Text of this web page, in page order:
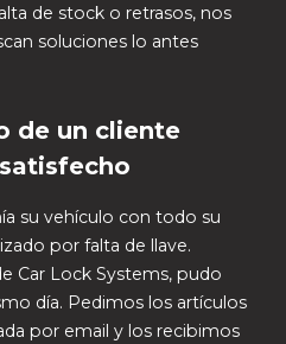
de stock o retrasos, nos
soluciones lo antes
de un cliente
su vehículo con todo su
por falta de llave.
Car Lock Systems, pudo
día. Pedimos los artículos
por email y los recibimos